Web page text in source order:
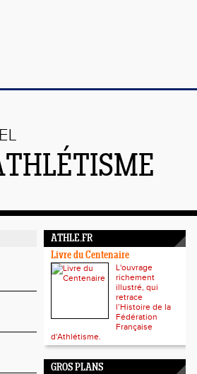
ATHLE.FR
Livre du Centenaire
L'ouvrage
richement
illustré, qui
retrace
l’Histoire de la
Fédération
Française
d'Athlétisme.
GROS PLANS